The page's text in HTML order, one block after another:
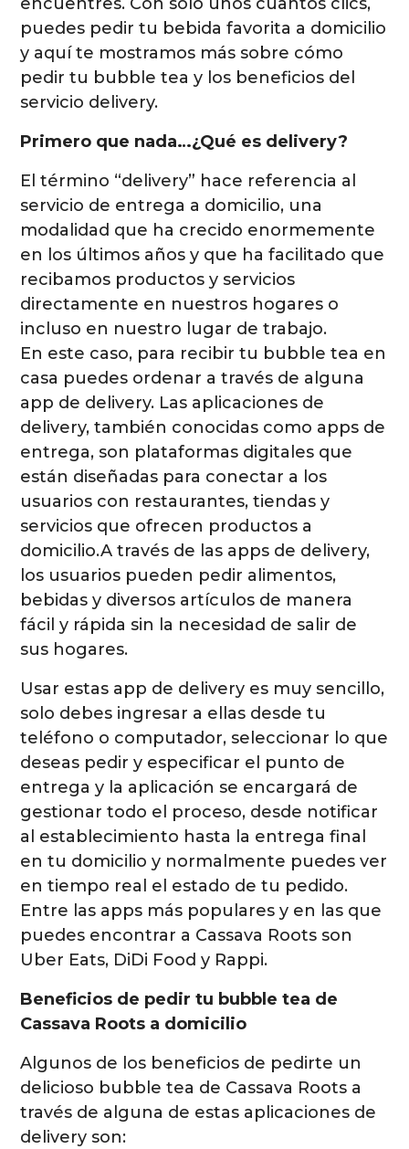
puedes pedir tu bebida favorita a domicilio
y aquí te mostramos más sobre cómo
pedir tu bubble tea y los beneficios del
servicio delivery.
Primero que nada…¿Qué es delivery?
El término “delivery” hace referencia al
servicio de entrega a domicilio, una
modalidad que ha crecido enormemente
en los últimos años y que ha facilitado que
recibamos productos y servicios
directamente en nuestros hogares o
incluso en nuestro lugar de trabajo.
En este caso, para recibir tu bubble tea en
casa puedes ordenar a través de alguna
app de delivery. Las aplicaciones de
delivery, también conocidas como apps de
entrega, son plataformas digitales que
están diseñadas para conectar a los
usuarios con restaurantes, tiendas y
servicios que ofrecen productos a
domicilio.A través de las apps de delivery,
los usuarios pueden pedir alimentos,
bebidas y diversos artículos de manera
fácil y rápida sin la necesidad de salir de
sus hogares.
Usar estas app de delivery es muy sencillo,
solo debes ingresar a ellas desde tu
teléfono o computador, seleccionar lo que
deseas pedir y especificar el punto de
entrega y la aplicación se encargará de
gestionar todo el proceso, desde notificar
al establecimiento hasta la entrega final
en tu domicilio y normalmente puedes ver
en tiempo real el estado de tu pedido.
Entre las apps más populares y en las que
puedes encontrar a Cassava Roots son
Uber Eats, DiDi Food y Rappi.
Beneficios de pedir tu bubble tea de
Cassava Roots a domicilio
Algunos de los beneficios de pedirte un
delicioso bubble tea de Cassava Roots a
través de alguna de estas aplicaciones de
delivery son: